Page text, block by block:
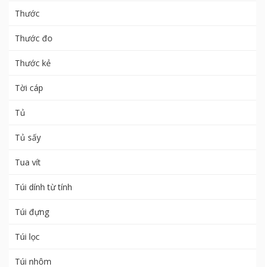
Thước
Thước đo
Thước kẻ
Tời cáp
Tủ
Tủ sấy
Tua vít
Túi dính từ tính
Túi đựng
Túi lọc
Túi nhôm